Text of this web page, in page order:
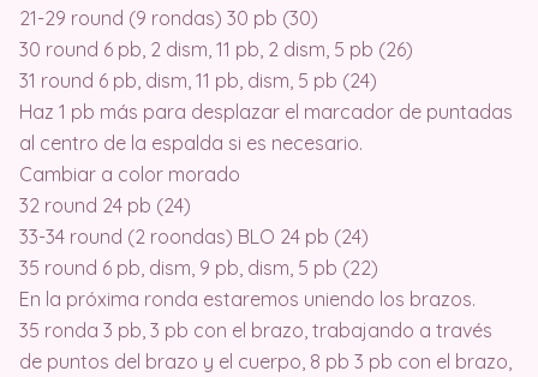
21-29 round (9 rondas) 30 pb (30)
30 round 6 pb, 2 dism, 11 pb, 2 dism, 5 pb (26)
31 round 6 pb, dism, 11 pb, dism, 5 pb (24)
Haz 1 pb más para desplazar el marcador de puntadas
al centro de la espalda si es necesario.
Cambiar a color morado
32 round 24 pb (24)
33-34 round (2 roondas) BLO 24 pb (24)
35 round 6 pb, dism, 9 pb, dism, 5 pb (22)
En la próxima ronda estaremos uniendo los brazos.
35 ronda 3 pb, 3 pb con el brazo, trabajando a través
de puntos del brazo y el cuerpo, 8 pb 3 pb con el brazo,